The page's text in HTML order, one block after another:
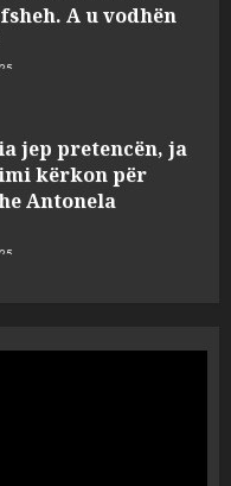
Antonela
makinën më
Çelën”,
Nuredin Dumanit
që e